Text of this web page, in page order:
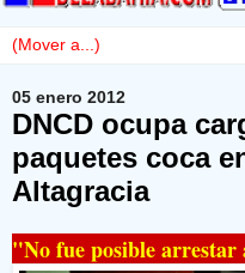
05 enero 2012
DNCD ocupa
paquetes coca
Altagracia
"No fue posible